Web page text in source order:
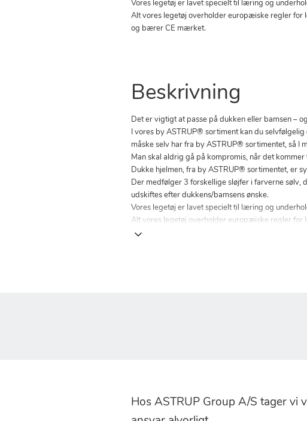
Vores legetøj er lavet specielt til læring og
Alt vores legetøj overholder europæiske regler for
og bærer CE mærket.
Beskrivning
Det er vigtigt at passe på dukken eller bamsen –
I vores by ASTRUP® sortiment kan du
måske selv har fra by ASTRUP® sortimentet, så I
Man skal aldrig gå på kompromis, når det kommer
Dukke hjelmen, fra by ASTRUP® sortimentet, er
Der medfølger 3 forskellige sløjfer i farverne sølv,
udskiftes efter dukkens/bamsens ønske.
Vores legetøj er lavet specielt til læring og
Alt vores legetøj overholder europæiske regler
Hos ASTRUP Group A/S tager vi